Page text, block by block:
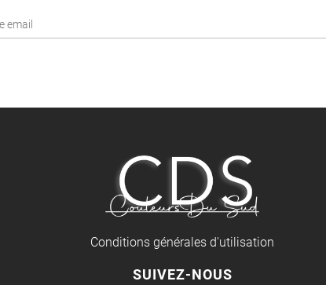
Conditions générales d'utilisation
SUIVEZ-NOUS